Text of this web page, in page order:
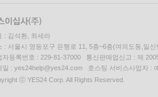
: 김석환, 최세라
: 서울시 영등포구 은행로 11, 5층~6층(여의도동,일신
자등록번호 : 229-81-37000 통신판매업신고 : 제
일 : yes24help@yes24.com 호스팅 서비스사업자 :
ⓒ YES24 Corp. All Rights Reserved.